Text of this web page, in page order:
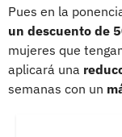
Pues en la
un descuento de
mujeres que
aplicará una
semanas con un